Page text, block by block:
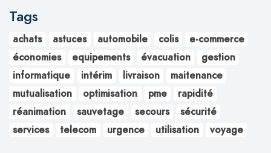
Tags
achats astuces automobile colis
e-commerce
économies
equipements évacuation
gestion
informatique
intérim livraison
maitenance
mutualisation
optimisation pme
rapidité
réanimation
sauvetage secours
sécurité
services
telecom urgence utilisation voyage